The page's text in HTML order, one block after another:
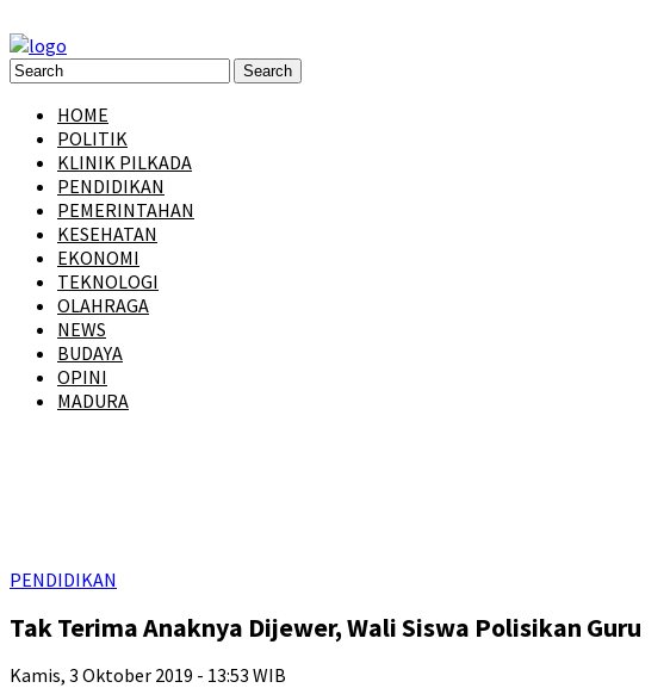
HOME
POLITIK
KLINIK PILKADA
PENDIDIKAN
PEMERINTAHAN
KESEHATAN
EKONOMI
TEKNOLOGI
OLAHRAGA
NEWS
BUDAYA
OPINI
MADURA
PENDIDIKAN
Tak Terima Anaknya Dijewer, Wali Siswa Polisikan Guru
Kamis, 3 Oktober 2019 - 13:53 WIB